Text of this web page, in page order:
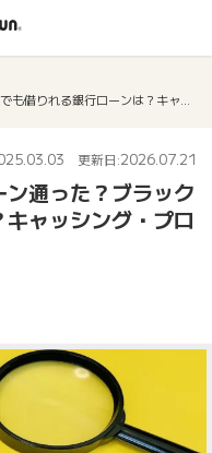
更新日:2026.07.21
通った？ブラック
ャッシング・プロ